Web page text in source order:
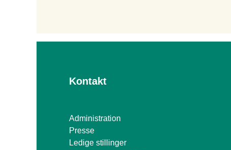
Kontakt
Administration
Presse
Ledige stillinger